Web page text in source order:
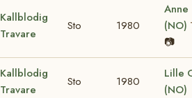
Kallblodig
Travare
Sto 1980
Anne
(NO)
📷
Kallblodig
Travare
Sto 1980
Lille
(NO)